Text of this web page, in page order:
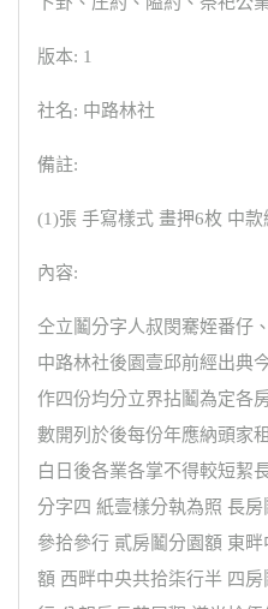
版本: 1
社名: 中路林社
備註:
(1)張 手寫樣式 畫押6枚 中
內容:
仝立鬮分字人叔閔騫姪番仔
中路林社後園壹邱前經出典
作四份均分立界拈鬮為定各
數開列於後每份年應納頭家
白日後各業各掌不得較短絜
分字四 紙壹樣分執為照 長
參拾參行 貳房鬮分園額 東
額 西畔中央共拾柒行半 四